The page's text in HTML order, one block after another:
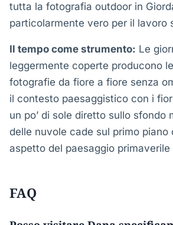
tutta la fotografia outdoor in
particolarmente vero per il lavoro
Il tempo come strumento: Le
leggermente coperte producono
fotografie da fiore a fiore senza
il contesto paesaggistico con i
un po’ di sole diretto sullo sfondo
delle nuvole cade sul primo
aspetto del paesaggio
FAQ